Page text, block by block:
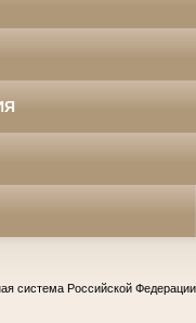
система Российской